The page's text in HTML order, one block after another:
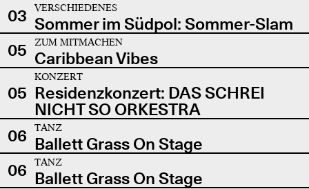
03
VERSCHIEDENES
Sommer im Südpol: Sommer-Slam
05
ZUM MITMACHEN
Caribbean Vibes
05
KONZERT
Residenzkonzert: DAS SCHREI
NICHT SO ORKESTRA
06
TANZ
Ballett Grass On Stage
06
TANZ
Ballett Grass On Stage